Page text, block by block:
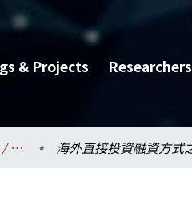
& Projects Researchers
International Business / 國際企業學系